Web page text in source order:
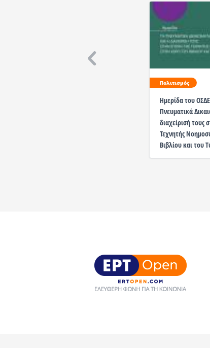
Πολιτισμός
Ημερίδα του
Πνευματικά
διαχείρισή τους
Τεχνητής
Βιβλίου και του